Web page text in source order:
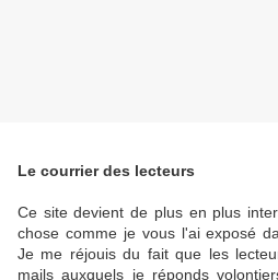
Le courrier des lecteurs
Ce site devient de plus en plus
chose comme je vous l'ai exposé
Je me réjouis du fait que les
mails auxquels je réponds